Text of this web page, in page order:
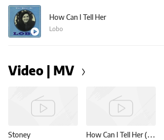
How Can I Tell Her
Lobo
Video | MV
Stoney How Can I Tell Her (Live)